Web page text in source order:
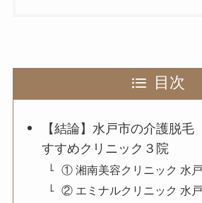
目次
【結論】水戸市の介護脱毛
すすめクリニック３院
① 湘南美容クリニック 水
② エミナルクリニック 水